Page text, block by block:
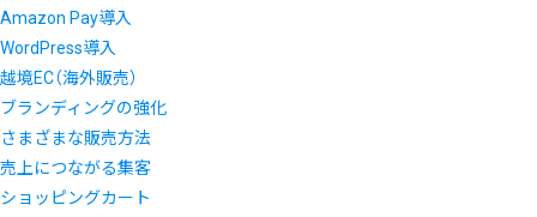
Amazon Pay導入
WordPress導入
越境EC（海外販売）
ブランディングの強化
さまざまな販売方法
売上につながる集客
ショッピングカート